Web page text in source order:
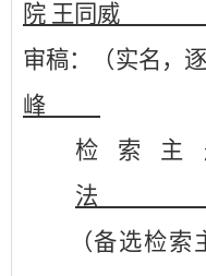
院 王同威
审稿：（实名，逐
峰
检索主
法
（备选检索